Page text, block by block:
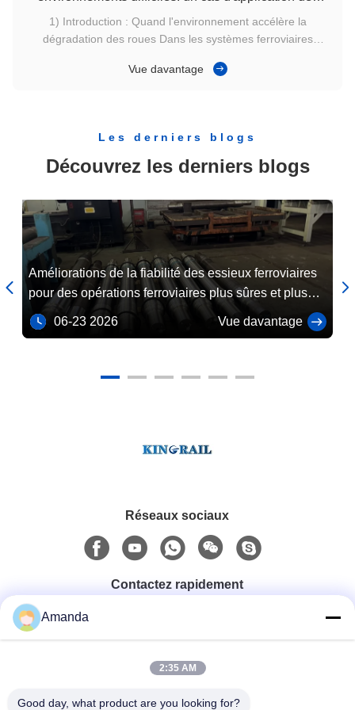
roues en acier ferroviaire
1) Introduction : Quand l'environnement accélère la
dégradation des roues Dans les systèmes ferroviaires
difficiles, la durabilité des composants devient une
Vue davantage
Les derniers blogs
Découvrez les derniers blogs
Améliorations de la fiabilité des essieux ferroviaires
pour des opérations ferroviaires plus sûres et plus
efficaces
06-23 2026 Vue davantage
 
Réseaux sociaux
Contactez rapidement
0086-15556982932
Amanda
2:35 AM
Good day, what product are you looking for?